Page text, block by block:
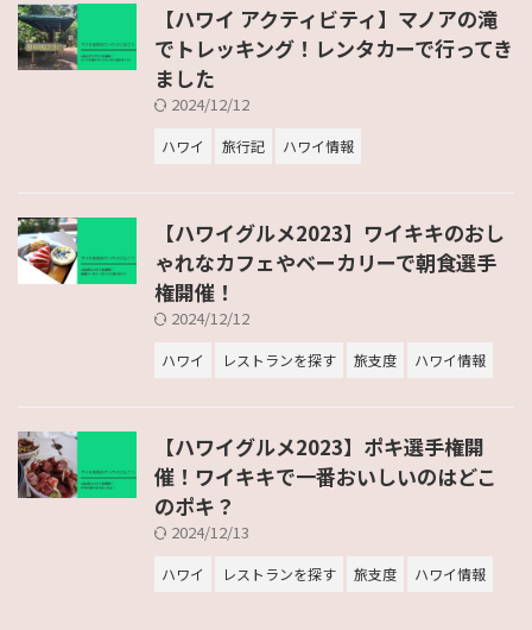
【ハワイ アクティビティ】マノアの滝
でトレッキング！レンタカーで行ってき
ました
2024/12/12
ハワイ 旅行記 ハワイ情報
【ハワイグルメ2023】ワイキキのおし
ゃれなカフェやベーカリーで朝食選手
権開催！
2024/12/12
ハワイ レストランを探す 旅支度 ハワイ情報
【ハワイグルメ2023】ポキ選手権開
催！ワイキキで一番おいしいのはどこ
のポキ？
2024/12/13
ハワイ レストランを探す 旅支度 ハワイ情報